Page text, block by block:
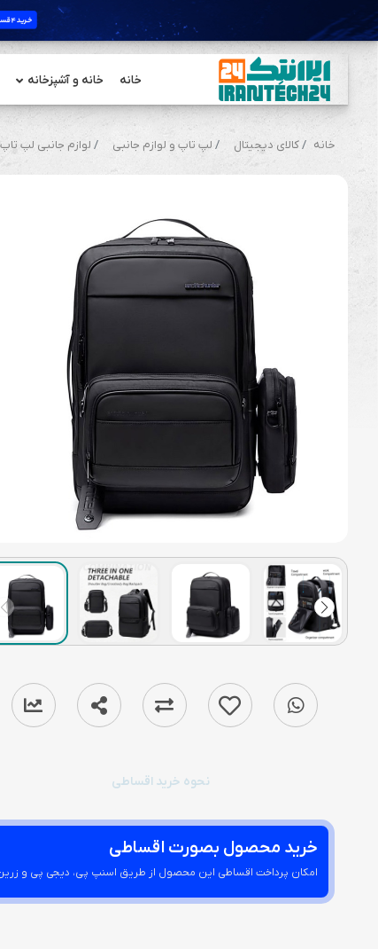
خانه خانه و آشپزخانه
خانه کالای دیجیتال لپ تاپ و لوازم جانبی لوازم جانبی لپ تاپ
نحوه خرید اقساطی
خرید محصول بصورت اقساطی
امکان پرداخت اقساطی این محصول از طریق اسنپ پی، دیجی پی و